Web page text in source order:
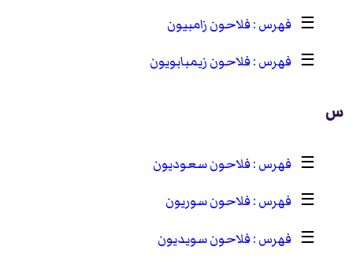
☰
فلاحون زامبيون
☰
فلاحون زيمبابويون
س
☰
فلاحون سعوديون
☰
فلاحون سوريون
☰
فلاحون سويديون